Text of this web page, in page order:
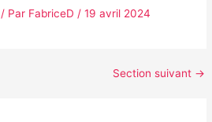
/ Par FabriceD/19 avril 2024
Section suivant →